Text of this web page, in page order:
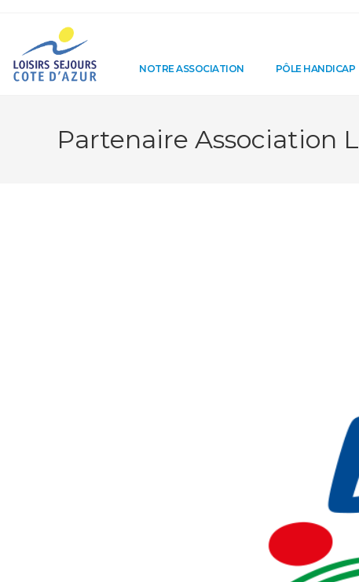
NOTRE ASSOCIATION PÔLE HANDICAP
Partenaire Association